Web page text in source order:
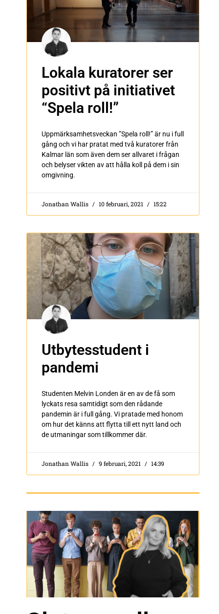
Lokala kuratorer ser
positivt på initiativet
“Spela roll!”
Uppmärksamhetsveckan ”Spela roll!” är nu i full
gång och vi har pratat med två kuratorer från
Kalmar län som även dem ser allvaret i frågan
och belyser vikten av att hålla koll på dem i sin
omgivning.
Jonathan Wallis 10 februari, 2021 15:22
Utbytesstudent i
pandemi
Studenten Melvin Londen är en av de få som
lyckats resa samtidigt som den rådande
pandemin är i full gång. Vi pratade med honom
om hur det känns att flytta till ett nytt land och
de utmaningar som tillkommer där.
Jonathan Wallis 9 februari, 2021 14:39